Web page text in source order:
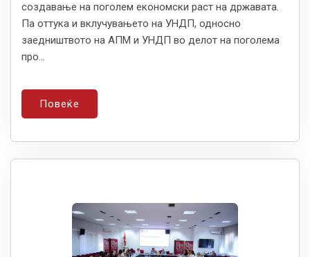
создавање на поголем економски раст на државата.
Па оттука и вклучувањето на УНДП, односно
заедништвото на АПМ и УНДП во делот на поголема
про...
Повеќе